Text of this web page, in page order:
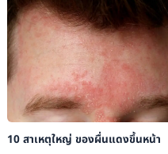
10 สาเหตุใหญ่ ของผื่นแดงขึ้นหน้า